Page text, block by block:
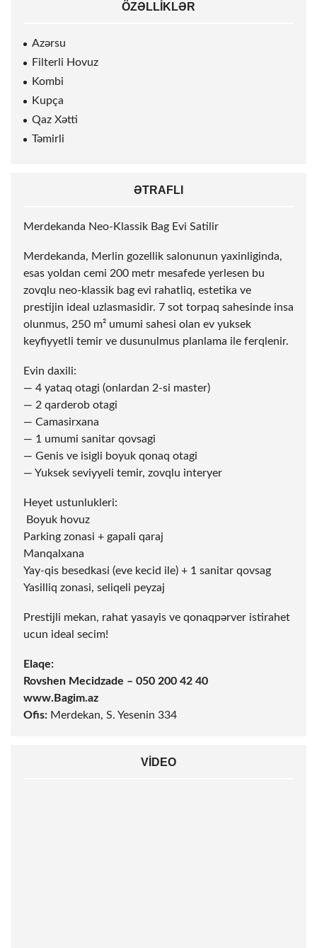
ÖZƏLLIKLƏR
Azərsu
Filterli Hovuz
Kombi
Kupça
Qaz Xətti
Təmirli
ƏTRAFLI
Merdekanda Neo-Klassik Bag Evi Satilir
Merdekanda, Merlin gozellik salonunun yaxinliginda,
esas yoldan cemi 200 metr mesafede yerlesen bu
zovqlu neo-klassik bag evi rahatliq, estetika ve
prestijin ideal uzlasmasidir. 7 sot torpaq sahesinde insa
olunmus, 250 m² umumi sahesi olan ev yuksek
keyfiyyetli temir ve dusunulmus planlama ile ferqlenir.
Evin daxili:
— 4 yataq otagi (onlardan 2-si master)
— 2 qarderob otagi
— Camasirxana
— 1 umumi sanitar qovsagi
— Genis ve isigli boyuk qonaq otagi
— Yuksek seviyyeli temir, zovqlu interyer
Heyet ustunlukleri:
‍️ Boyuk hovuz
Parking zonasi + gapali qaraj
Manqalxana
Yay-qis besedkasi (eve kecid ile) + 1 sanitar qovsag
Yasilliq zonasi, seliqeli peyzaj
Prestijli mekan, rahat yasayis ve qonaqpərver istirahet
ucun ideal secim!
Elaqe:
Rovshen Mecidzade – 050 200 42 40
www.Bagim.az
Ofis: Merdekan, S. Yesenin 334
VIDEO